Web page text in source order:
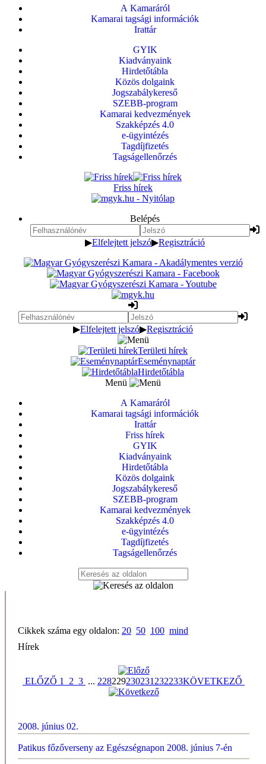
A Kamaráról
Kamarai tagsági információk
Irattár
GYIK
Kiadványaink
Hirdetőtábla
Közös dolgaink
Jogszabálykereső
SZEBB-program
Kamarai kedvezmények
Szakképzés 4.0
e-ügyintézés
Tagdíjfizetés
Tagságellenőrzés
Friss hírek
Belépés
▶Elfelejtett jelszó▶Regisztráció
▶Elfelejtett jelszó▶Regisztráció
Területi hírek
Eseménynaptár
Hirdetőtábla
Menü
A Kamaráról
Kamarai tagsági információk
Irattár
Friss hírek
GYIK
Kiadványaink
Hirdetőtábla
Közös dolgaink
Jogszabálykereső
SZEBB-program
Kamarai kedvezmények
Szakképzés 4.0
e-ügyintézés
Tagdíjfizetés
Tagságellenőrzés
Cikkek száma egy oldalon: 20 50 100 mind
Hírek
ELŐZŐ 1 2 3 ... 228229230231 232233KÖVETKEZŐ
2008. június 02.
Patikus főzőverseny az Egészségnapon 2008. június 7-én